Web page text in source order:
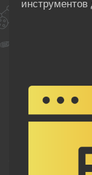
инструментов